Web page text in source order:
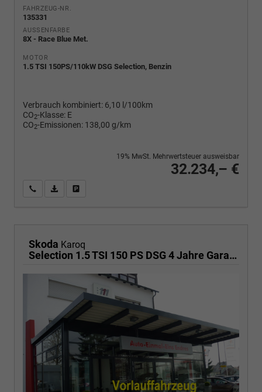
FAHRZEUG-NR.
135331
AUSSENFARBE
8X - Race Blue Met.
MOTOR
1.5 TSI 150PS/110kW DSG Selection, Benzin
Verbrauch kombiniert: 6,10 l/100km
CO2-Klasse: E
CO2-Emissionen: 138,00 g/km
32.234,– €
19% MwSt. Mehrwertsteuer ausweisbar
Wir rufen Sie anPDF-Fahrzeugexposé drucken
Skoda Karoq
Selection 1.5 TSI 150 PS DSG 4 Jahre Garantie-Anhängerkupplung-2x PDC-RückfahrkameraKeyless Start-AppleCarPlay-AndroidAuto-Sunset-Tempomat-2-Zonen-Klima-16''Alu